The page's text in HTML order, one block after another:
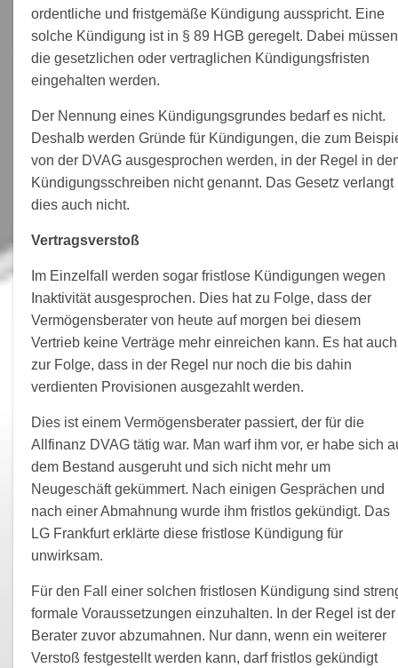
ordentliche und fristgemäße Kündigung ausspricht. Eine
solche Kündigung ist in § 89 HGB geregelt. Dabei müssen
die gesetzlichen oder vertraglichen Kündigungsfristen
eingehalten werden.
Der Nennung eines Kündigungsgrundes bedarf es nicht.
Deshalb werden Gründe für Kündigungen, die zum
von der DVAG ausgesprochen werden, in der Regel in
Kündigungsschreiben nicht genannt. Das Gesetz verlangt
dies auch nicht.
Vertragsverstoß
Im Einzelfall werden sogar fristlose Kündigungen wegen
Inaktivität ausgesprochen. Dies hat zu Folge, dass der
Vermögensberater von heute auf morgen bei diesem
Vertrieb keine Verträge mehr einreichen kann. Es hat auch
zur Folge, dass in der Regel nur noch die bis dahin
verdienten Provisionen ausgezahlt werden.
Dies ist einem Vermögensberater passiert, der für die
Allfinanz DVAG tätig war. Man warf ihm vor, er habe sich
dem Bestand ausgeruht und sich nicht mehr um
Neugeschäft gekümmert. Nach einigen Gesprächen und
nach einer Abmahnung wurde ihm fristlos gekündigt. Das
LG Frankfurt erklärte diese fristlose Kündigung für
unwirksam.
Für den Fall einer solchen fristlosen Kündigung sind
formale Voraussetzungen einzuhalten. In der Regel ist der
Berater zuvor abzumahnen. Nur dann, wenn ein weiterer
Verstoß festgestellt werden kann, darf fristlos gekündigt